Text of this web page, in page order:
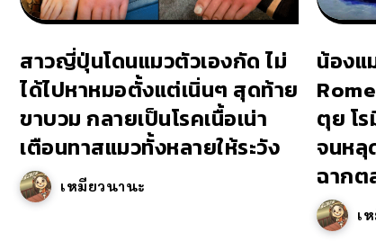
สาวญี่ปุ่นโดนแมวตัวเองกัด ไม่
ได้ไปหาหมอตั้งแต่เนิ่นๆ สุดท้าย
ขาบวม กลายเป็นโรคเนื้อเน่า
เตือนทาสแมวทั้งหลายให้ระวัง
เหมียวนานะ
น้องแ
ตุย โ
จนหลุ
ฉากต
เ